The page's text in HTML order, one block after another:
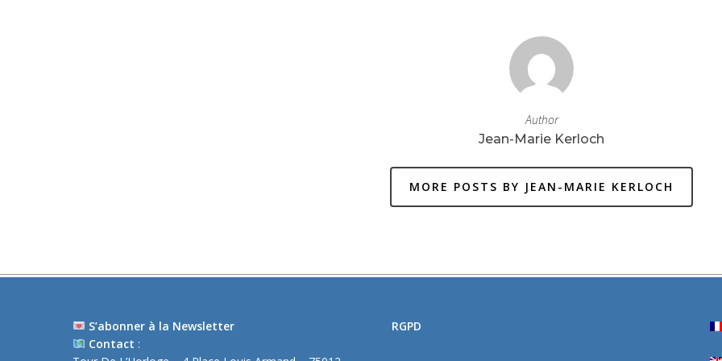
Author
Jean-Marie Kerloch
MORE POSTS BY JEAN-MARIE KERLOCH
S’abonner à la Newsletter
Contact :
RGPD